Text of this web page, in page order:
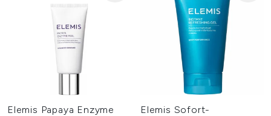
Elemis Papaya Enzyme
Elemis Sofort-